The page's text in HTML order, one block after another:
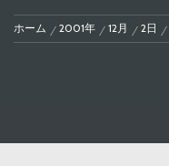
ホーム 2001年 12月 2日